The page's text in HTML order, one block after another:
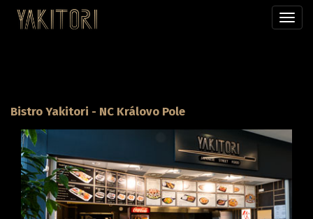
menu
Bistro Yakitori - NC Královo Pole